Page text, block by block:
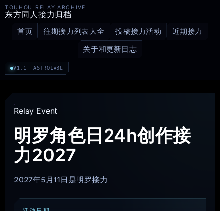
TOUHOU RELAY ARCHIVE
东方同人接力归档
首页 往期接力列表大全 投稿接力活动
近期接力
关于和更新日志
V1.1: ASTROLABE
Relay Event
明罗角色日24h创作接
力2027
2027年5月11日是明罗接力